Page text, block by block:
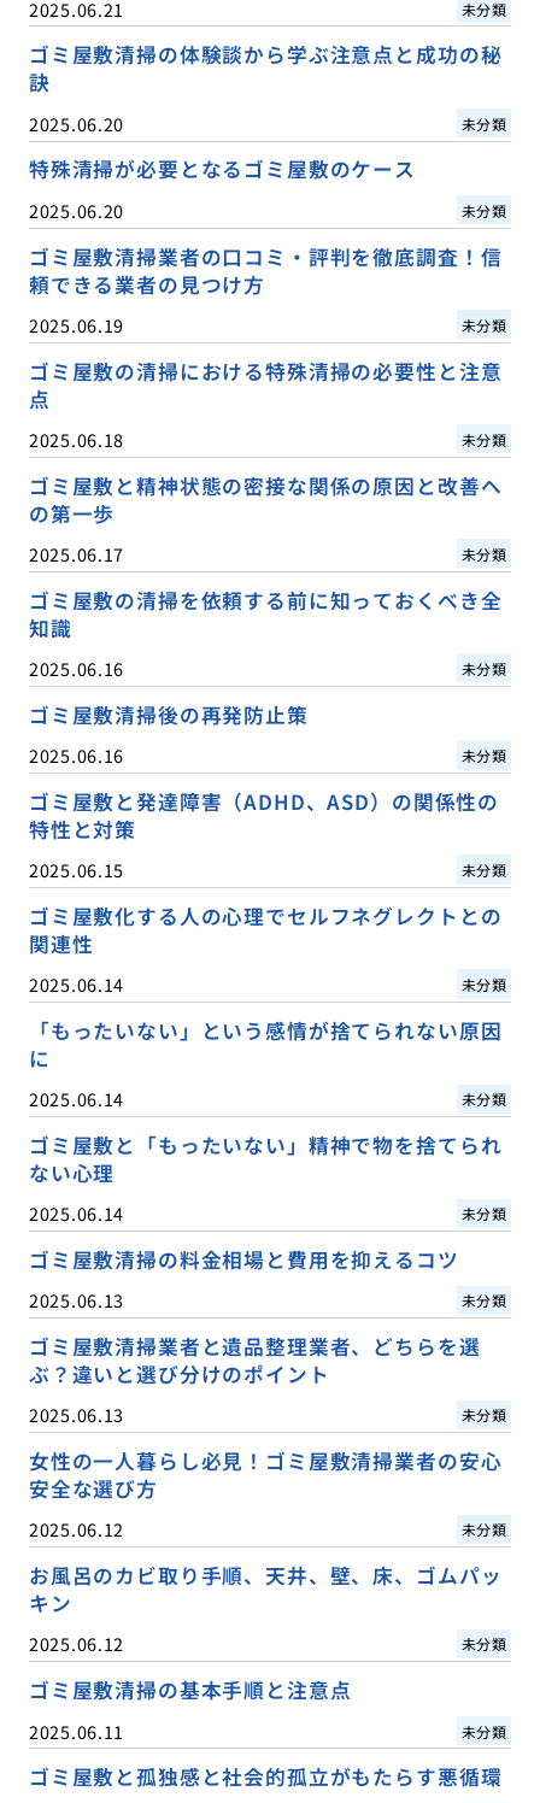
2025.06.21 未分類
ゴミ屋敷清掃の体験談から学ぶ注意点と成功の秘
訣
2025.06.20 未分類
特殊清掃が必要となるゴミ屋敷のケース
2025.06.20 未分類
ゴミ屋敷清掃業者の口コミ・評判を徹底調査！信
頼できる業者の見つけ方
2025.06.19 未分類
ゴミ屋敷の清掃における特殊清掃の必要性と注意
点
2025.06.18 未分類
ゴミ屋敷と精神状態の密接な関係の原因と改善へ
の第一歩
2025.06.17 未分類
ゴミ屋敷の清掃を依頼する前に知っておくべき全
知識
2025.06.16 未分類
ゴミ屋敷清掃後の再発防止策
2025.06.16 未分類
ゴミ屋敷と発達障害（ADHD、ASD）の関係性の
特性と対策
2025.06.15 未分類
ゴミ屋敷化する人の心理でセルフネグレクトとの
関連性
2025.06.14 未分類
「もったいない」という感情が捨てられない原因
に
2025.06.14 未分類
ゴミ屋敷と「もったいない」精神で物を捨てられ
ない心理
2025.06.14 未分類
ゴミ屋敷清掃の料金相場と費用を抑えるコツ
2025.06.13 未分類
ゴミ屋敷清掃業者と遺品整理業者、どちらを選
ぶ？違いと選び分けのポイント
2025.06.13 未分類
女性の一人暮らし必見！ゴミ屋敷清掃業者の安心
安全な選び方
2025.06.12 未分類
お風呂のカビ取り手順、天井、壁、床、ゴムパッ
キン
2025.06.12 未分類
ゴミ屋敷清掃の基本手順と注意点
2025.06.11 未分類
ゴミ屋敷と孤独感と社会的孤立がもたらす悪循環